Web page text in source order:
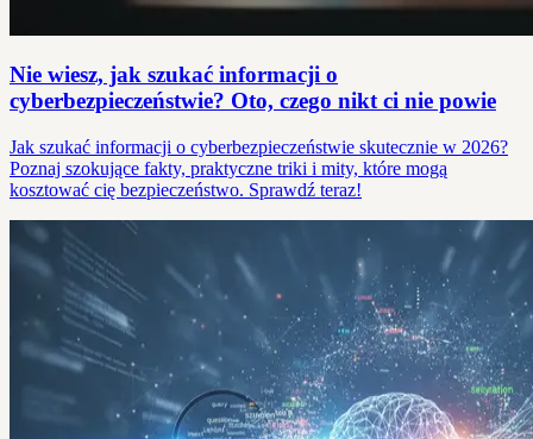
Nie wiesz, jak szukać informacji o
cyberbezpieczeństwie? Oto, czego nikt ci nie powie
Jak szukać informacji o cyberbezpieczeństwie skutecznie w 2026?
Poznaj szokujące fakty, praktyczne triki i mity, które mogą
kosztować cię bezpieczeństwo. Sprawdź teraz!